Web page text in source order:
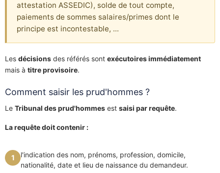
attestation ASSEDIC), solde de tout compte,
paiements de sommes salaires/primes dont le
principe est incontestable, ...
Les décisions des référés sont exécutoires immédiatement
mais à titre provisoire.
Comment saisir les prud'hommes ?
Le Tribunal des prud'hommes est saisi par requête.
La requête doit contenir :
1
l'indication des nom, prénoms, profession, domicile,
nationalité, date et lieu de naissance du demandeur.